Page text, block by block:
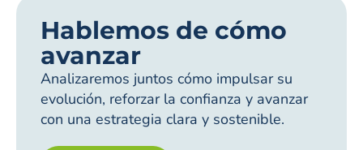
Hablemos de cómo
avanzar
Analizaremos juntos cómo impulsar su
evolución, reforzar la confianza y avanzar
con una estrategia clara y sostenible.